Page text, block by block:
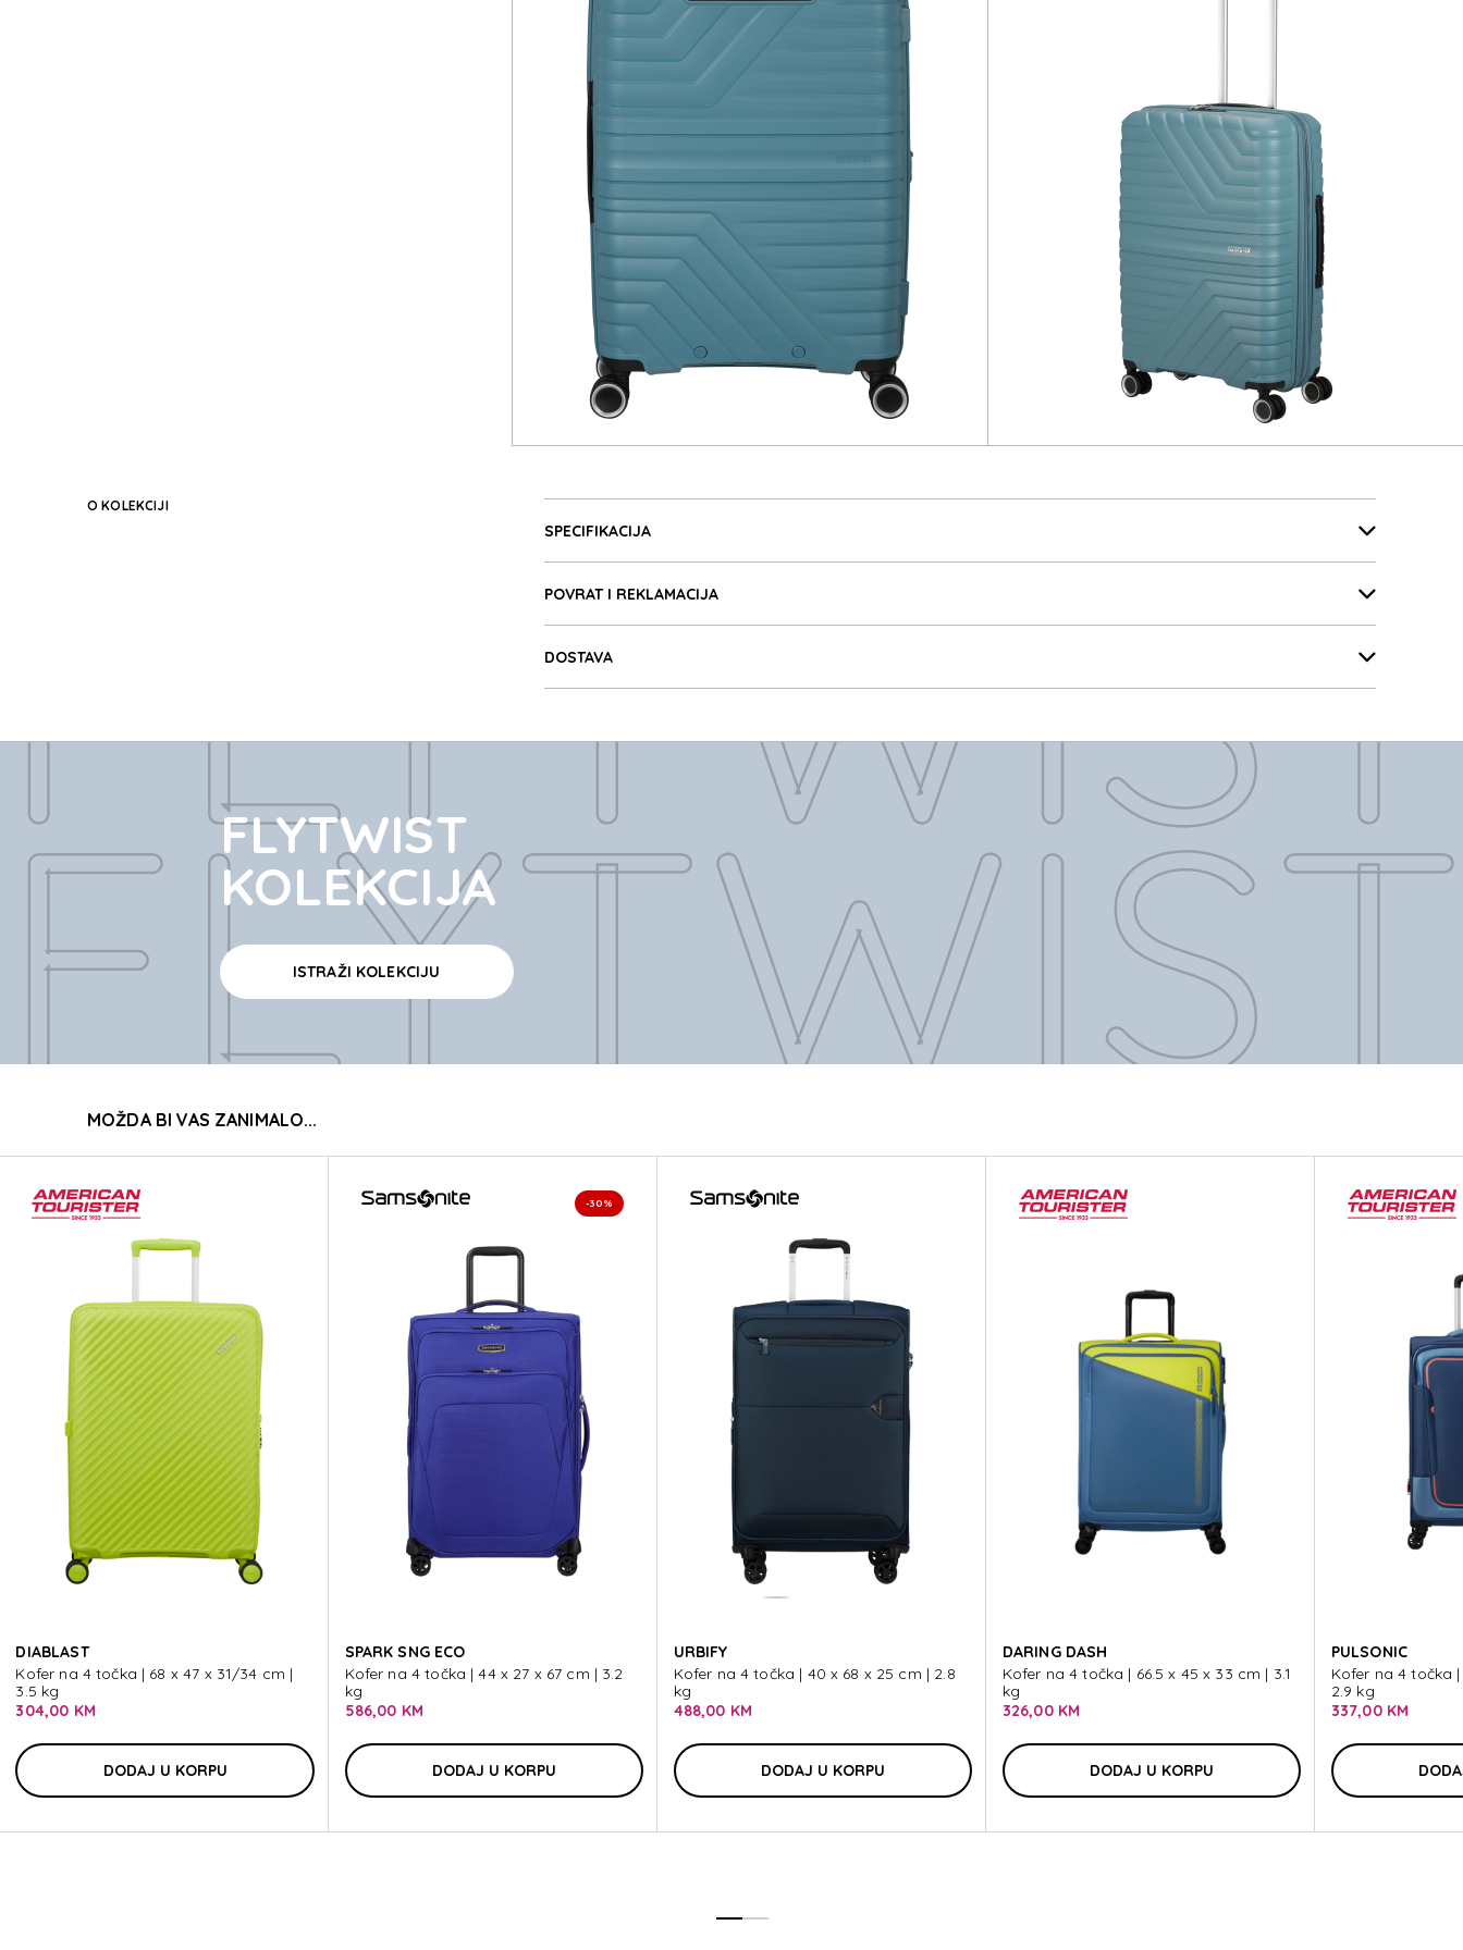
O KOLEKCIJI Detalji proizvoda
SPECIFIKACIJA
POVRAT I REKLAMACIJA
DOSTAVA
FLYTWIST
FLYTWIST
FLYTWIST
FLYTWIST
FLYTWIST
FLYTWIST
FLYTWIST
FLYTWIST
KOLEKCIJA
ISTRAŽI KOLEKCIJU
MOŽDA BI VAS ZANIMALO...
DIABLAST
Kofer na 4 točka | 68 x 47 x 31/34 cm |
3.5 kg
304,00 KM
DODAJ U KORPU
-30%
SPARK SNG ECO
Kofer na 4 točka | 44 x 27 x 67 cm | 3.2
kg
586,00 KM
DODAJ U KORPU
URBIFY
Kofer na 4 točka | 40 x 68 x 25 cm | 2.8
kg
488,00 KM
DODAJ U KORPU
DARING DASH
Kofer na 4 točka | 66.5 x 45 x 33 cm | 3.1
kg
326,00 KM
DODAJ U KORPU
PULSONIC
Kofer na 4 točka
2.9 kg
337,00 KM